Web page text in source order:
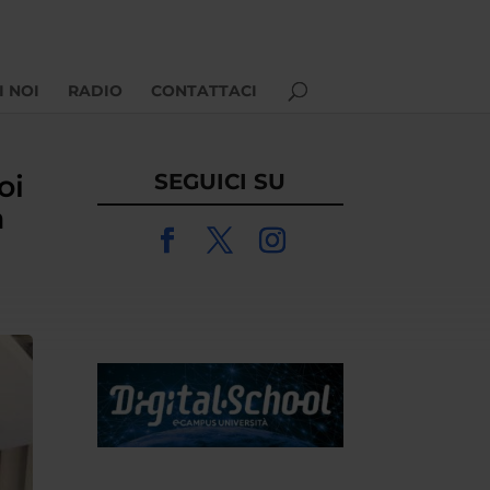
NOI RADIO CONTATTACI
SEGUICI SU